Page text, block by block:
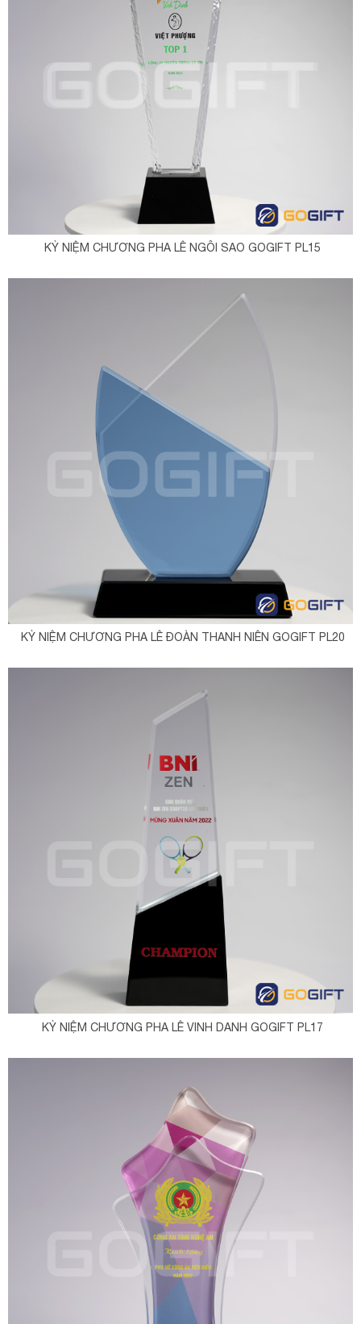
KỶ NIỆM CHƯƠNG PHA LÊ NGÔI SAO GOGIFT PL15
KỶ NIỆM CHƯƠNG PHA LÊ ĐOÀN THANH NIÊN GOGIFT PL20
KỶ NIỆM CHƯƠNG PHA LÊ VINH DANH GOGIFT PL17